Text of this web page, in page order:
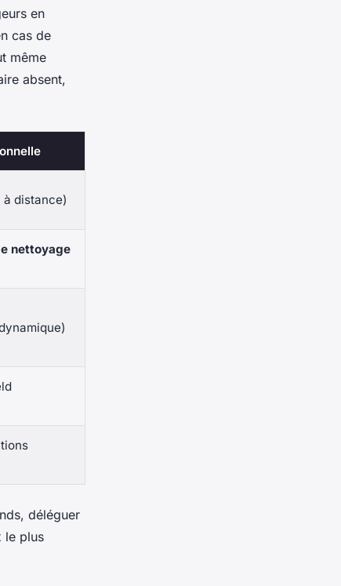
en
cas de
même
absent,
à distance)
nettoyage
déléguer
le plus